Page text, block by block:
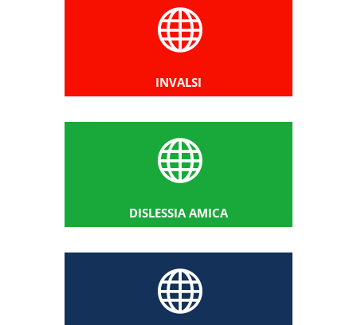

INVALSI

DISLESSIA AMICA
